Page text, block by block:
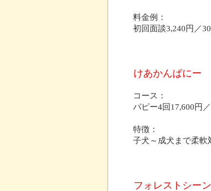
料金例：
初回面談3,240円／
けあかんぱにー
コース：
パピー4回17,600円
特徴：
子犬～成犬まで柔軟
フォレストシーン